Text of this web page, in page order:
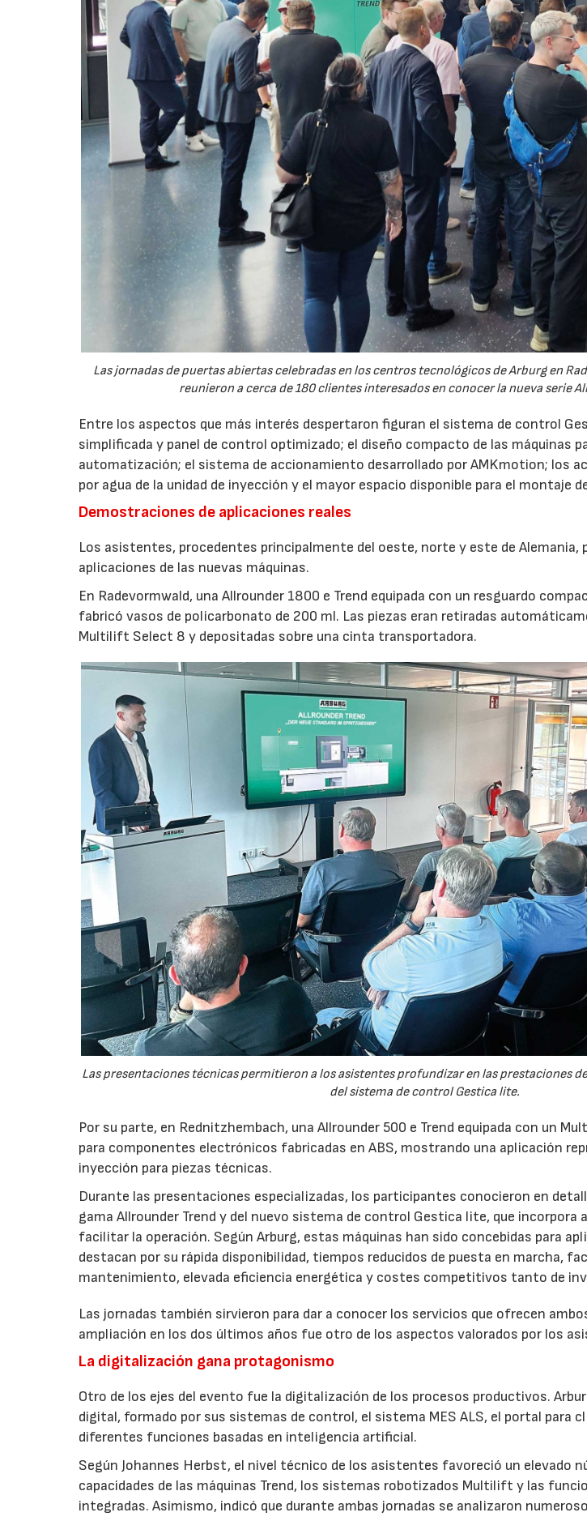
Las jornadas de puertas abiertas celebradas en los centros tecnológicos de Arburg en
reunieron a cerca de 180 clientes interesados en conocer la nueva serie
Entre los aspectos que más interés despertaron figuran el sistema de control
simplificada y panel de control optimizado; el diseño compacto de las máquinas
automatización; el sistema de accionamiento desarrollado por AMKmotion; los
por agua de la unidad de inyección y el mayor espacio disponible para el montaje
Demostraciones de aplicaciones reales
Los asistentes, procedentes principalmente del oeste, norte y este de Alemania,
aplicaciones de las nuevas máquinas.
En Radevormwald, una Allrounder 1800 e Trend equipada con un resguardo
fabricó vasos de policarbonato de 200 ml. Las piezas eran retiradas
Multilift Select 8 y depositadas sobre una cinta transportadora.
Las presentaciones técnicas permitieron a los asistentes profundizar en las prestaciones
del sistema de control Gestica lite.
Por su parte, en Rednitzhembach, una Allrounder 500 e Trend equipada con un
para componentes electrónicos fabricadas en ABS, mostrando una aplicación
inyección para piezas técnicas.
Durante las presentaciones especializadas, los participantes conocieron en
gama Allrounder Trend y del nuevo sistema de control Gestica lite, que
facilitar la operación. Según Arburg, estas máquinas han sido concebidas para
destacan por su rápida disponibilidad, tiempos reducidos de puesta en marcha,
mantenimiento, elevada eficiencia energética y costes competitivos tanto de
Las jornadas también sirvieron para dar a conocer los servicios que ofrecen
ampliación en los dos últimos años fue otro de los aspectos valorados por los
La digitalización gana protagonismo
Otro de los ejes del evento fue la digitalización de los procesos productivos.
digital, formado por sus sistemas de control, el sistema MES ALS, el portal para
diferentes funciones basadas en inteligencia artificial.
Según Johannes Herbst, el nivel técnico de los asistentes favoreció un elevado
capacidades de las máquinas Trend, los sistemas robotizados Multilift y las
integradas. Asimismo, indicó que durante ambas jornadas se analizaron